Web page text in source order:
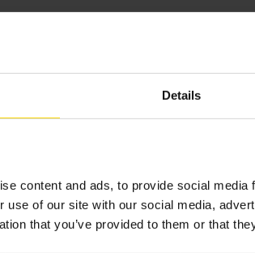
Details
content and ads, to provide social
use of our site with our social media,
that you’ve provided to them or that